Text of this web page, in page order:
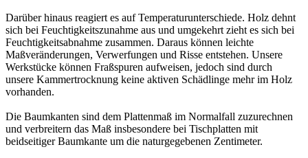
Darüber hinaus reagiert es auf Temperaturunterschiede. Holz dehnt
sich bei Feuchtigkeitszunahme aus und umgekehrt zieht es sich bei
Feuchtigkeitsabnahme zusammen. Daraus können leichte
Maßveränderungen, Verwerfungen und Risse entstehen. Unsere
Werkstücke können Fraßspuren aufweisen, jedoch sind durch
unsere Kammertrocknung keine aktiven Schädlinge mehr im Holz
vorhanden.
Die Baumkanten sind dem Plattenmaß im Normalfall zuzurechnen
und verbreitern das Maß insbesondere bei Tischplatten mit
beidseitiger Baumkante um die naturgegebenen Zentimeter.